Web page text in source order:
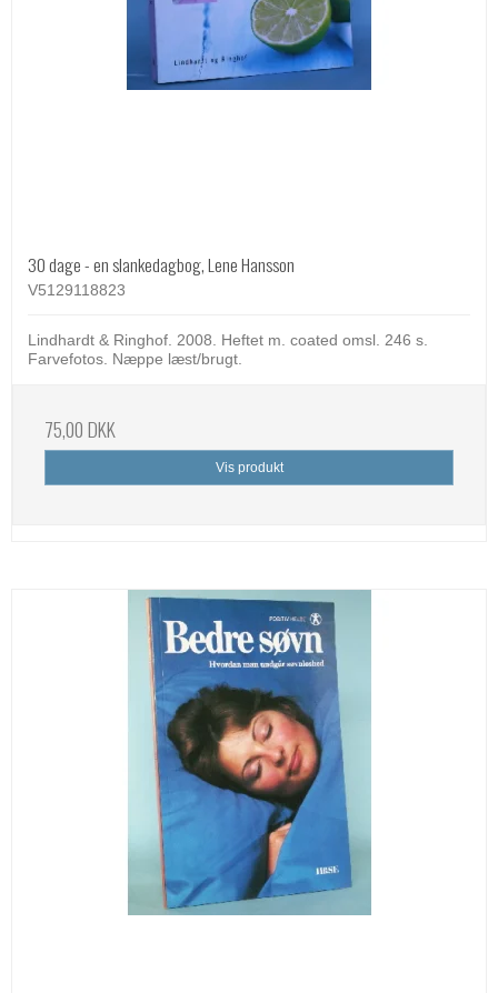
30 dage - en slankedagbog, Lene Hansson
V5129118823
Lindhardt & Ringhof. 2008. Heftet m. coated omsl. 246 s.
Farvefotos. Næppe læst/brugt.
75,00 DKK
Vis produkt